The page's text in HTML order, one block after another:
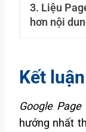
3. Liệu
hơn nội
Kết luận
Google Page
hướng nhất